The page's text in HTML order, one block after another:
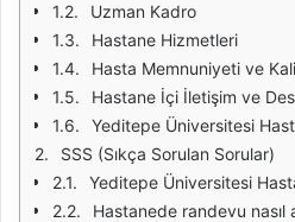
Uzman Kadro
Hastane Hizmetleri
Hasta Memnuniyeti ve
Hastane İçi İletişim ve
Yeditepe Üniversitesi
SSS (Sıkça Sorulan Sorular)
Yeditepe Üniversitesi Hastanesi'nde
Hastanede randevu nasıl